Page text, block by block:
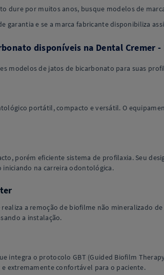
dure por muitos anos, busque modelos de
garantia e se a marca fabricante disponibiliza
disponíveis na Dental Cremer -
modelos de jatos de bicarbonato para suas
portátil, compacto e versátil. O
porém eficiente sistema de profilaxia. Seu
iniciando na carreira odontológica.
a remoção de biofilme não mineralizado
a instalação.
integra o protocolo GBT (Guided Biofilm
extremamente confortável para o paciente.